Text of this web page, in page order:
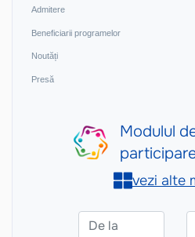
Admitere
Beneficiarii programelor
Noutăți
Presă